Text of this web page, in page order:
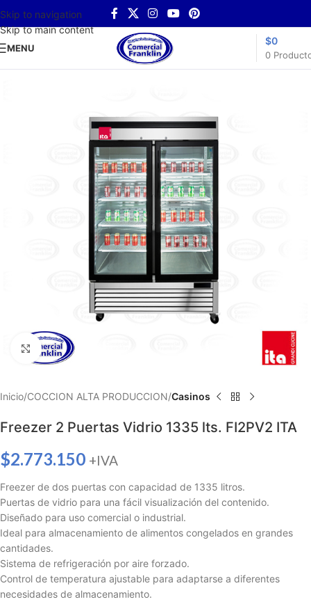
Skip to navigation
Skip to main content
MENU
0
$0
Haga clic para ampliar
Inicio COCCION ALTA PRODUCCION Casinos
Freezer 2 Puertas Vidrio 1335 lts. FI2PV2 ITA
$2.773.150 +IVA
Freezer de dos puertas con capacidad de 1335 litros.
Puertas de vidrio para una fácil visualización del contenido.
Diseñado para uso comercial o industrial.
Ideal para almacenamiento de alimentos congelados en grandes
cantidades.
Sistema de refrigeración por aire forzado.
Control de temperatura ajustable para adaptarse a diferentes
necesidades de almacenamiento.